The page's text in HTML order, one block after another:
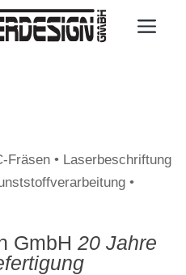
Fräsen • Laserbeschriftung
•
GmbH 20 Jahre